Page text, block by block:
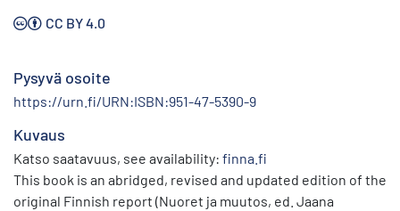
CC BY 4.0
Pysyvä osoite
https://urn.fi/URN:ISBN:951-47-5390-9
Kuvaus
Katso saatavuus, see availability: finna.fi
This book is an abridged, revised and updated edition of the
original Finnish report (Nuoret ja muutos, ed. Jaana